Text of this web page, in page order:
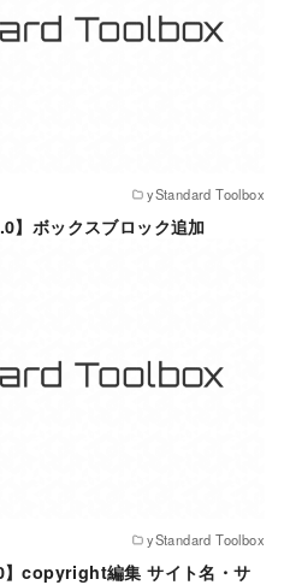
yStandard Toolbox
ボックスブロック追加
yStandard Toolbox
copyright編集 サイト名・サ